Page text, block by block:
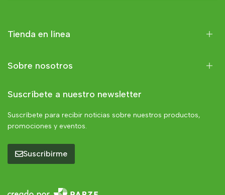
Tienda en línea
Sobre nosotros
Suscríbete a nuestro newsletter
Suscríbete para recibir noticias sobre nuestros productos,
promociones y eventos.
Suscribirme